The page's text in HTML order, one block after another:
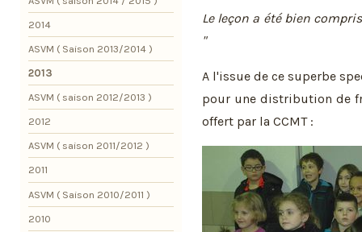
Le leçon a été bien
"
A l'issue de ce superbe
pour une distribution de
offert par la CCMT :
2014
ASVM ( Saison 2013/2014 )
2013
ASVM ( saison 2012/2013 )
2012
ASVM ( saison 2011/2012 )
2011
ASVM ( Saison 2010/2011 )
2010